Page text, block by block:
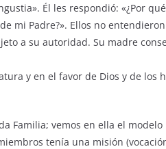
Él les respondió: «¿Por
mi Padre?». Ellos no
a su autoridad. Su madre
y en el favor de Dios y de los
Familia; vemos en ella el
tenía una misión